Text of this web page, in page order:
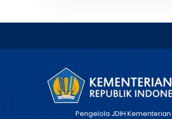
Pengelola JDIH